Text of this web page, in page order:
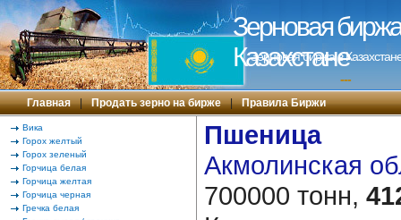
Зерновая
Казахстане
Зерновая биржа в
---
Главная | Продать зерно на бирже | Правила Биржи
Вика
Горох желтый
Горох зеленый
Горчица белая
Горчица желтая
Горчица черная
Гречка белая
Пшеница
Акмолинская
700000 тонн,